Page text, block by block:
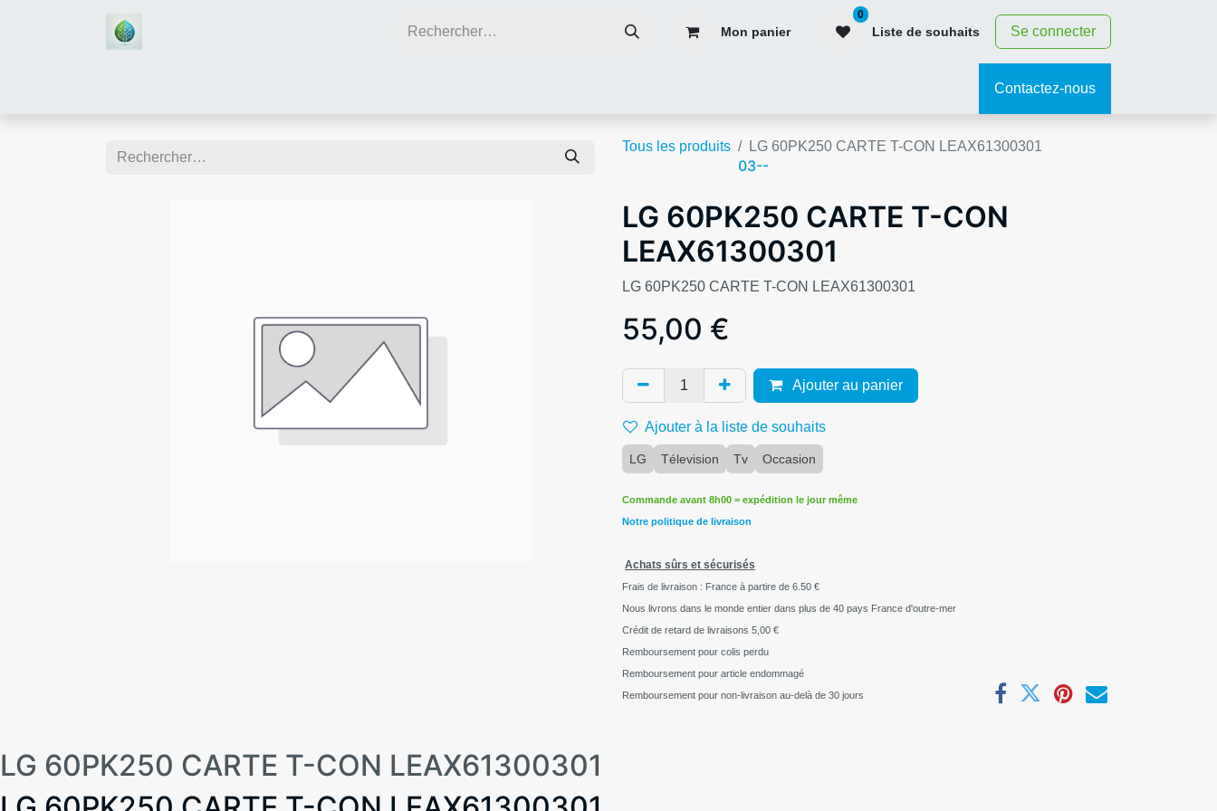
Mon panier
0
Liste de souhaits Se connecter
Contactez-nous
Tous les produits LG 60PK250 CARTE T-CON LEAX61300301
03--
LG 60PK250 CARTE T-CON
LEAX61300301
LG 60PK250 CARTE T-CON LEAX61300301
55,00 €
Ajouter au panier
Ajouter à la liste de souhaits
LG Télevision Tv Occasion
Commande avant 8h00 = expédition le jour même
Notre politique de livraison
Achats sûrs et sécurisés
Frais de livraison : France à partire de 6.50 €
Nous livrons dans le monde entier dans plus de 40 pays France d'outre-mer
Crédit de retard de livraisons 5,00 €
Remboursement pour colis perdu
Remboursement pour article endommagé
Remboursement pour non-livraison au-delà de 30 jours
LG 60PK250 CARTE T-CON LEAX61300301